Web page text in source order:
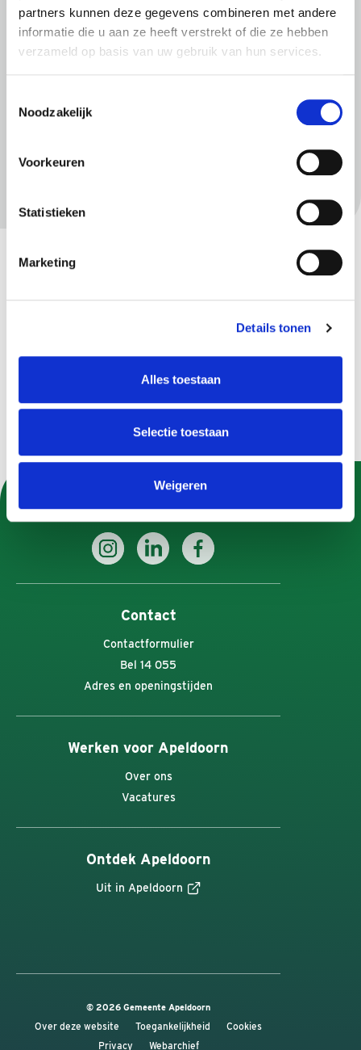
partners kunnen deze gegevens combineren met andere
informatie die u aan ze heeft verstrekt of die ze hebben
verzameld op basis van uw gebruik van hun services.
Noodzakelijk
Voorkeuren
Statistieken
Marketing
Details tonen
Alles toestaan
Selectie toestaan
Weigeren
Wat is de taaleis in de bijstand?
Gerelateerd
Rechten en plichten met een bijstandsuitkering
Betaling bijstandsuitkering
Bijstandsuitkering voor dak-en thuislozen
Uitkeringsspecificaties en jaaropgaven
Contact
Contactformulier
Bel 14 055
Adres en openingstijden
Werken voor Apeldoorn
Over ons
Vacatures
Ontdek Apeldoorn
Uit in Apeldoorn
© 2026 Gemeente Apeldoorn
Over deze website Toegankelijkheid
Cookies
Privacy
Webarchief